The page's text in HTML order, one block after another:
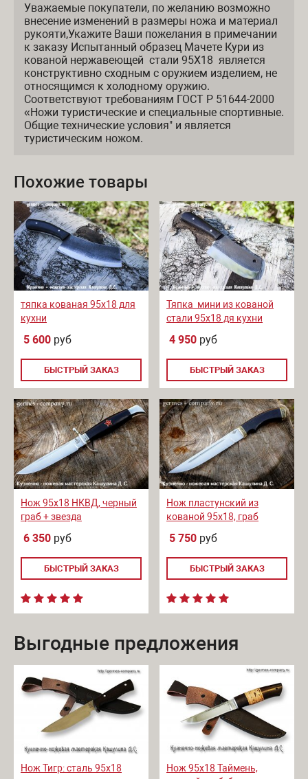
Уважаемые покупатели, по желанию возможно
внесение изменений в размеры ножа и материал
рукояти,Укажите Ваши пожелания в примечании
к заказу Испытанный образец Мачете Кури из
кованой нержавеющей стали 95Х18 является
конструктивно сходным с оружием изделием, не
относящимся к холодному оружию.
Соответствуют требованиям ГОСТ Р 51644-2000
«Ножи туристические и специальные спортивные.
Общие технические условия" и является
туристическим ножом.
Похожие товары
тяпка кованая 95х18 для
кухни
5 600 руб
БЫСТРЫЙ ЗАКАЗ
Тяпка мини из кованой
стали 95х18 дя кухни
4 950 руб
БЫСТРЫЙ ЗАКАЗ
Нож 95х18 НКВД, черный
граб + звезда
6 350 руб
БЫСТРЫЙ ЗАКАЗ
Нож пластунский из
кованой 95х18, граб
5 750 руб
БЫСТРЫЙ ЗАКАЗ
Выгодные предложения
Нож Тигр: сталь 95х18
Нож 95х18 Таймень,